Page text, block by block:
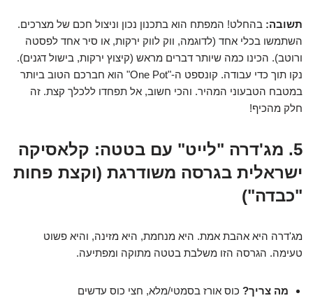
תשובה: בהחלט! המפתח הוא בתכנון נכון וניצול חכם של מצרכים.
השתמשו בכלי אחד (לדוגמה, ווק לווק ירקות, או סיר אחד לפסטה
ורוטב). הכינו כמה שיותר דברים מראש (קיצוץ ירקות, בישול דגנים).
נקו תוך כדי עבודה. קונספט ה-"One Pot" הוא חברכם הטוב ביותר
במטבח הטבעוני המהיר. והכי חשוב, אל תפחדו ללכלך קצת. זה
חלק מהכיף!
5. מג'דרה "לייט" עם בטטה: קלאסיקה
ישראלית בגרסה משודרגת (וקצת פחות
"כבדה")
מג'דרה היא אהבת אמת. היא מנחמת, היא מזינה, והיא פשוט
טעימה. הגרסה הזו משלבת בטטה מתוקה ומפתיעה.
מה צריך? כוס אורז בסמטי/מלא, חצי כוס עדשים